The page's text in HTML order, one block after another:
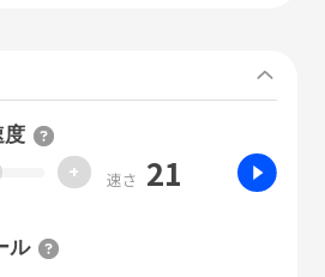
度
+ 速さ 21
ル